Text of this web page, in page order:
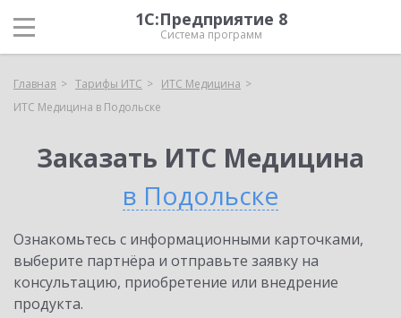
1С:Предприятие 8
Система программ
Главная Тарифы ИТС
ИТС Медицина
ИТС Медицина в Подольске
Заказать ИТС Медицина
в Подольске
Ознакомьтесь с информационными карточками,
выберите партнёра и отправьте заявку на
консультацию, приобретение или внедрение
продукта.